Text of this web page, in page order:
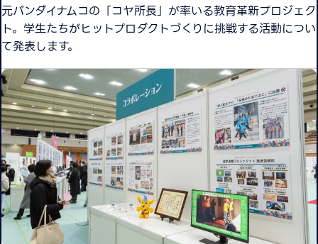
元バンダイナムコの「コヤ所長」が率いる教育革新プロジェク
ト。学生たちがヒットプロダクトづくりに挑戦する活動につい
て発表します。